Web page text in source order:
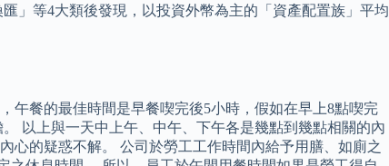
」等4大類後發現，以投資外幣為主的「資產配置族」平均
午餐的最佳時間是早餐喫完後5小時，假如在早上8點喫完
以上與一天中上午、中午、下午各是幾點到幾點相關的內
心的疑惑不解。 公司於勞工工作時間內給予用膳、如廁之